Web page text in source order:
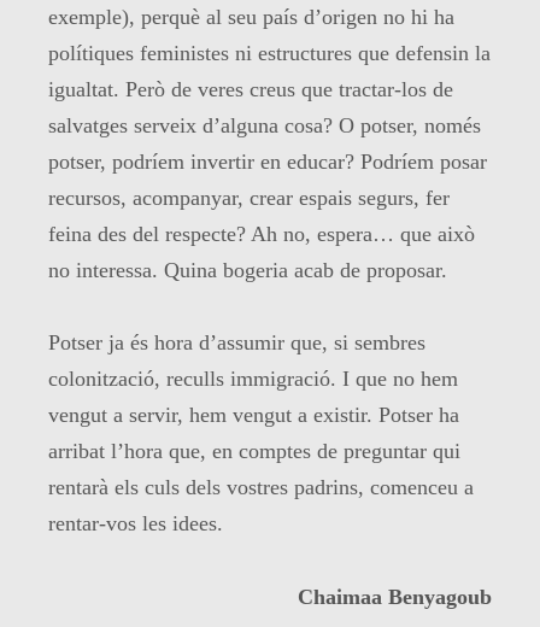
exemple), perquè al seu país d’origen no hi ha
polítiques feministes ni estructures que defensin la
igualtat. Però de veres creus que tractar-los de
salvatges serveix d’alguna cosa? O potser, només
potser, podríem invertir en educar? Podríem posar
recursos, acompanyar, crear espais segurs, fer
feina des del respecte? Ah no, espera… que això
no interessa. Quina bogeria acab de proposar.
Potser ja és hora d’assumir que, si sembres
colonització, reculls immigració. I que no hem
vengut a servir, hem vengut a existir. Potser ha
arribat l’hora que, en comptes de preguntar qui
rentarà els culs dels vostres padrins, comenceu a
rentar-vos les idees.
Chaimaa Benyagoub